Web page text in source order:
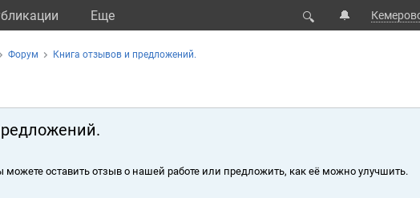
Eще 🔍 🔔
Форум Книга отзывов и предложений.
можете оставить отзыв о нашей работе или предложить, как её можно улучшить.